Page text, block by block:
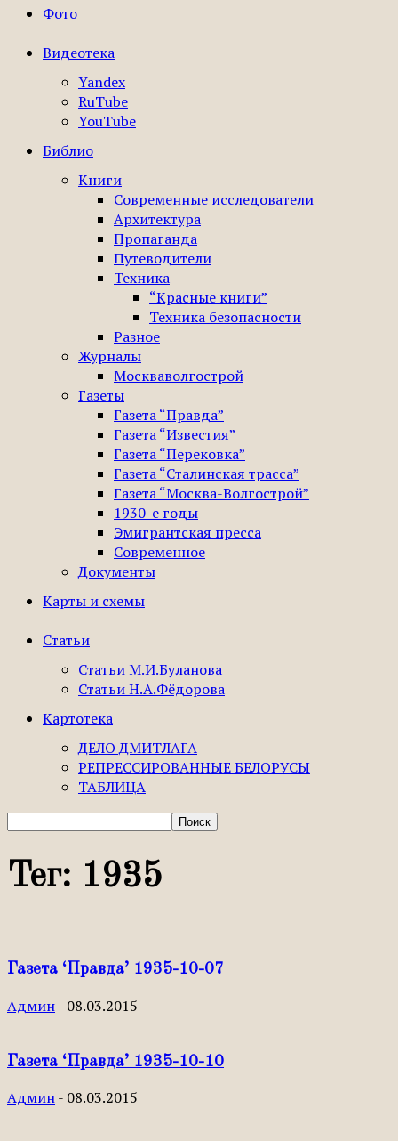
Фото
Видеотека
Yandex
RuTube
YouTube
Библио
Книги
Современные исследователи
Архитектура
Пропаганда
Путеводители
Техника
“Красные книги”
Техника безопасности
Разное
Журналы
Москваволгострой
Газеты
Газета “Правда”
Газета “Известия”
Газета “Перековка”
Газета “Сталинская трасса”
Газета “Москва-Волгострой”
1930-е годы
Эмигрантская пресса
Современное
Документы
Карты и схемы
Статьи
Статьи М.И.Буланова
Статьи Н.А.Фёдорова
Картотека
ДЕЛО ДМИТЛАГА
РЕПРЕССИРОВАННЫЕ БЕЛОРУСЫ
ТАБЛИЦА
Тег: 1935
Газета ‘Правда’ 1935-10-07
Админ- 08.03.2015
Газета ‘Правда’ 1935-10-10
Админ- 08.03.2015